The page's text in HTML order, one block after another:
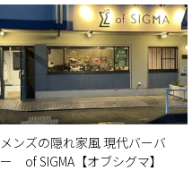
メンズの隠れ家風 現代バーバ
ー of SIGMA【オブシグマ】